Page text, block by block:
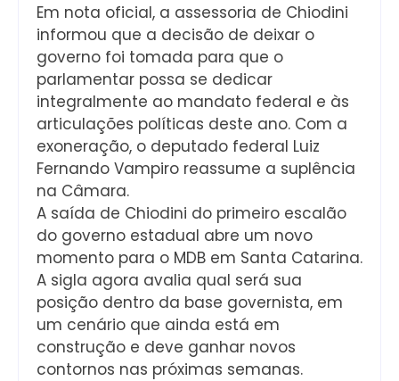
Em nota oficial, a assessoria de Chiodini
informou que a decisão de deixar o
governo foi tomada para que o
parlamentar possa se dedicar
integralmente ao mandato federal e às
articulações políticas deste ano. Com a
exoneração, o deputado federal Luiz
Fernando Vampiro reassume a suplência
na Câmara.
A saída de Chiodini do primeiro escalão
do governo estadual abre um novo
momento para o MDB em Santa Catarina.
A sigla agora avalia qual será sua
posição dentro da base governista, em
um cenário que ainda está em
construção e deve ganhar novos
contornos nas próximas semanas.